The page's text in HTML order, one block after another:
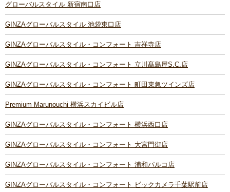
グローバルスタイル 新宿南口店
GINZAグローバルスタイル 池袋東口店
GINZAグローバルスタイル・コンフォート 吉祥寺店
GINZAグローバルスタイル・コンフォート 立川髙島屋S.C.店
GINZAグローバルスタイル・コンフォート 町田東急ツインズ店
Premium Marunouchi 横浜スカイビル店
GINZAグローバルスタイル・コンフォート 横浜西口店
GINZAグローバルスタイル・コンフォート 大宮門街店
GINZAグローバルスタイル・コンフォート 浦和パルコ店
GINZAグローバルスタイル・コンフォート ビックカメラ千葉駅前店